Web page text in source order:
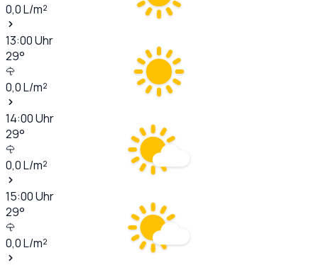
0,0L/m²
13:00Uhr
29°
0,0L/m²
14:00Uhr
29°
0,0L/m²
15:00Uhr
29°
0,0L/m²